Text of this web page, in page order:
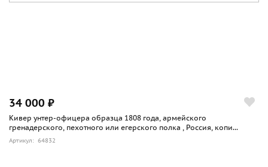
34 000 ₽
Кивер унтер-офицера образца 1808 года, армейского
гренадерского, пехотного или егерского полка , Россия, копи...
Артикул: 64832